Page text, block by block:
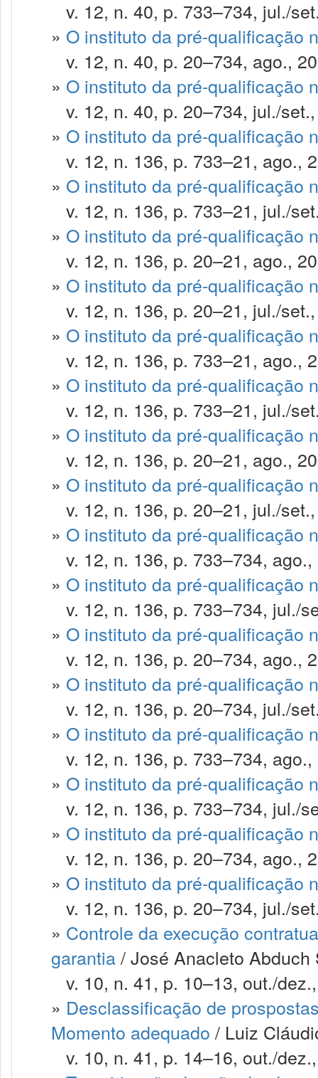
v. 12, n. 40, p. 733–734, jul./
» O instituto da pré-qualificação
v. 12, n. 40, p. 20–734, ago.,
» O instituto da pré-qualificação
v. 12, n. 40, p. 20–734, jul./
» O instituto da pré-qualificação
v. 12, n. 136, p. 733–21, ago.,
» O instituto da pré-qualificação
v. 12, n. 136, p. 733–21, jul./
» O instituto da pré-qualificação
v. 12, n. 136, p. 20–21, ago.,
» O instituto da pré-qualificação
v. 12, n. 136, p. 20–21, jul./
» O instituto da pré-qualificação
v. 12, n. 136, p. 733–21, ago.,
» O instituto da pré-qualificação
v. 12, n. 136, p. 733–21, jul./
» O instituto da pré-qualificação
v. 12, n. 136, p. 20–21, ago.,
» O instituto da pré-qualificação
v. 12, n. 136, p. 20–21, jul./
» O instituto da pré-qualificação
v. 12, n. 136, p. 733–734, ago.,
» O instituto da pré-qualificação
v. 12, n. 136, p. 733–734, jul./
» O instituto da pré-qualificação
v. 12, n. 136, p. 20–734, ago.,
» O instituto da pré-qualificação
v. 12, n. 136, p. 20–734, jul./
» O instituto da pré-qualificação
v. 12, n. 136, p. 733–734, ago.,
» O instituto da pré-qualificação
v. 12, n. 136, p. 733–734, jul./
» O instituto da pré-qualificação
v. 12, n. 136, p. 20–734, ago.,
» O instituto da pré-qualificação
v. 12, n. 136, p. 20–734, jul./
» Controle da execução
garantia/ José Anacleto Abduch
v. 10, n. 41, p. 10–13, out./
» Desclassificação de
Momento adequado / Luiz
v. 10, n. 41, p. 14–16, out./